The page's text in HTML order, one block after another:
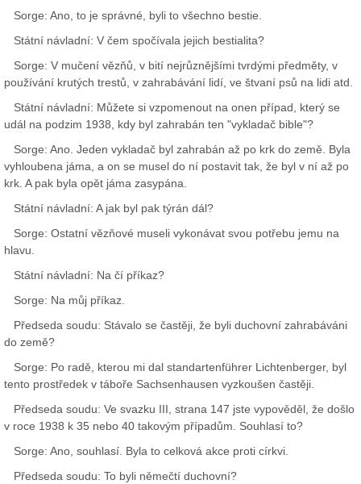
Sorge: Ano, to je správné, byli to všechno bestie.
Státní návladní: V čem spočívala jejich bestialita?
Sorge: V mučení vězňů, v bití nejrůznějšími tvrdými předměty, v
používání krutých trestů, v zahrabávání lidí, ve štvaní psů na lidi atd.
Státní návladní: Můžete si vzpomenout na onen případ, který se
udál na podzim 1938, kdy byl zahrabán ten "vykladač bible"?
Sorge: Ano. Jeden vykladač byl zahrabán až po krk do země. Byla
vyhloubena jáma, a on se musel do ní postavit tak, že byl v ní až po
krk. A pak byla opět jáma zasypána.
Státní návladní: A jak byl pak týrán dál?
Sorge: Ostatní vězňové museli vykonávat svou potřebu jemu na
hlavu.
Státní návladní: Na čí příkaz?
Sorge: Na můj příkaz.
Předseda soudu: Stávalo se častěji, že byli duchovní zahrabáváni
do země?
Sorge: Po radě, kterou mi dal standartenführer Lichtenberger, byl
tento prostředek v táboře Sachsenhausen vyzkoušen častěji.
Předseda soudu: Ve svazku III, strana 147 jste vypověděl, že došlo
v roce 1938 k 35 nebo 40 takovým případům. Souhlasí to?
Sorge: Ano, souhlasí. Byla to celková akce proti církvi.
Předseda soudu: To byli němečtí duchovní?